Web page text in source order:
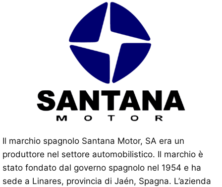
Il marchio spagnolo Santana Motor, SA era un
produttore nel settore automobilistico. Il marchio è
stato fondato dal governo spagnolo nel 1954 e ha
sede a Linares, provincia di Jaén, Spagna. L’azienda